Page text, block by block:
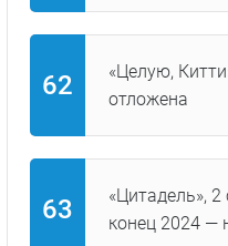
«Целую,
отложена
«Цитадель»,
конец 2024 —